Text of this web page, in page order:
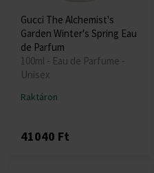
Gucci The Alchemist's
Garden Winter's Spring Eau
de Parfum
100ml - Eau de Parfume -
Unisex
Raktáron
41040 Ft